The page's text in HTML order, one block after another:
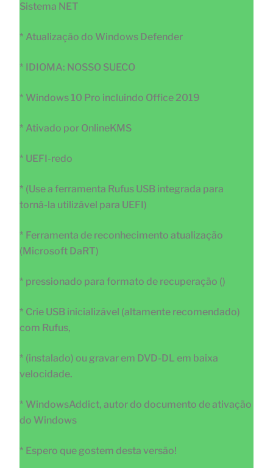
Sistema NET
* Atualização do Windows Defender
* IDIOMA: NOSSO SUECO
* Windows 10 Pro incluindo Office 2019
* Ativado por OnlineKMS
* UEFI-redo
* (Use a ferramenta Rufus USB integrada para
torná-la utilizável para UEFI)
* Ferramenta de reconhecimento atualização
(Microsoft DaRT)
* pressionado para formato de recuperação ()
* Crie USB inicializável (altamente recomendado)
com Rufus,
* (instalado) ou gravar em DVD-DL em baixa
velocidade.
* WindowsAddict, autor do documento de ativação
do Windows
* Espero que gostem desta versão!